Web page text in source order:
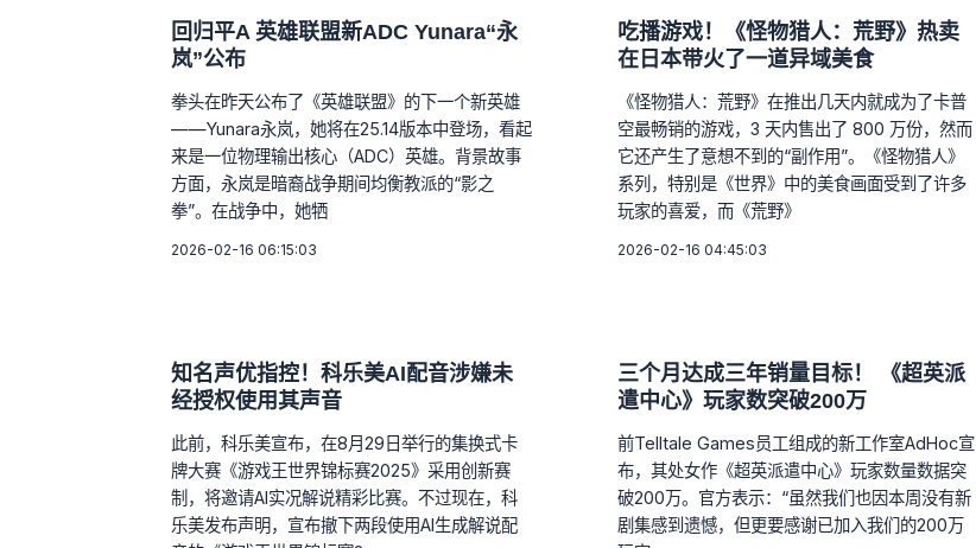
回归平A 英雄联盟新ADC Yunara“永
岚”公布
拳头在昨天公布了《英雄联盟》的下一个新英雄
——Yunara永岚，她将在25.14版本中登场，看起
来是一位物理输出核心（ADC）英雄。背景故事
方面，永岚是暗裔战争期间均衡教派的“影之
拳”。在战争中，她牺
2026-02-16 06:15:03
吃播游戏！《怪物猎人：荒野》热卖
在日本带火了一道异域美食
《怪物猎人：荒野》在推出几天内就成为了卡普
空最畅销的游戏，3 天内售出了 800 万份，然而
它还产生了意想不到的“副作用”。《怪物猎人》
系列，特别是《世界》中的美食画面受到了许多
玩家的喜爱，而《荒野》
2026-02-16 04:45:03
知名声优指控！科乐美AI配音涉嫌未
经授权使用其声音
此前，科乐美宣布，在8月29日举行的集换式卡
牌大赛《游戏王世界锦标赛2025》采用创新赛
制，将邀请AI实况解说精彩比赛。不过现在，科
乐美发布声明，宣布撤下两段使用AI生成解说配
三个月达成三年销量目标！ 《超英派
遣中心》玩家数突破200万
前Telltale Games员工组成的新工作室AdHoc宣
布，其处女作《超英派遣中心》玩家数量数据突
破200万。官方表示：“虽然我们也因本周没有新
剧集感到遗憾，但更要感谢已加入我们的200万